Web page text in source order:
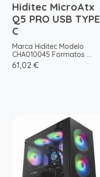
Hiditec MicroAtx
Q5 PRO USB TYPE
C
Marca Hiditec Modelo
CHA010045 Formatos ...
61,02 €